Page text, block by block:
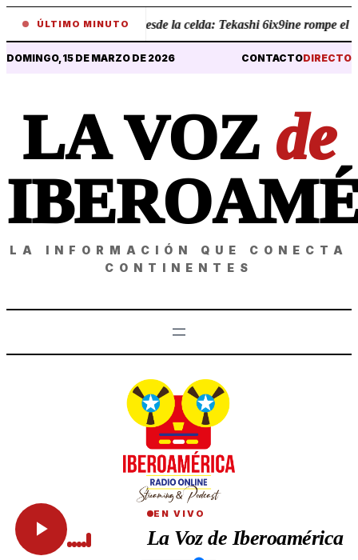
ÚLTIMO MINUTO
• Revelaciones desde la celda: Tekashi 6ix9ine rompe el
DOMINGO, 15 DE MARZO DE 2026 CONTACTODIRECTO
LA VOZ de
LA INFORMACIÓN QUE CONECTA
CONTINENTES
EN VIVO
La Voz de Iberoamérica